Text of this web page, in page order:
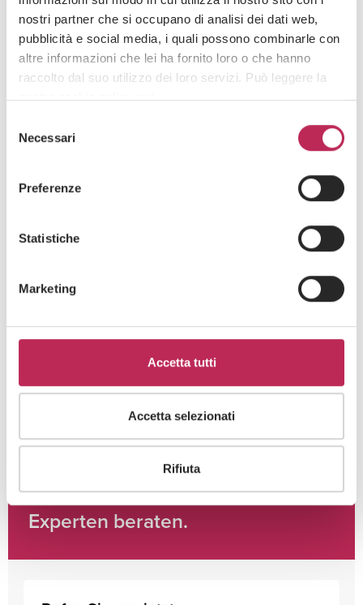
nostri partner che si occupano di analisi dei dati web,
pubblicità e social media, i quali possono combinarle con
altre informazioni che lei ha fornito loro o che hanno
raccolto dal suo utilizzo dei loro servizi. Può leggere la
nostra cookie policyqui.
Attenzione: chiudendo questo banner, cliccando in
un’area sottostante o accedendo ad un’altra pagina del
delNecessari
Preferenze
Statistiche
Marketing
Accetta tutti
Accetta selezionati
Rifiuta
Iscriviti alla newsletter
Newsletter
Cliccando su "iscriviti" dichiari di aver preso visione
Lassen Sie sich von unseren
Experten beraten.